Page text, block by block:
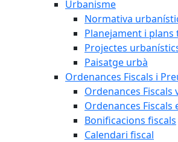
Urbanisme
Normativa
Planejament i
Projectes
Paisatge urbà
Ordenances Fiscals i
Ordenances Fiscals
Ordenances
Bonificacions fiscals
Calendari fiscal